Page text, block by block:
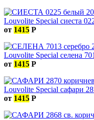
Louvolite Special сиеста
от 1415 Р
Louvolite Special селена
от 1415 Р
Louvolite Special сафари
от 1415 Р